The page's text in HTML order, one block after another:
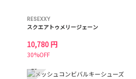
RESEXXY
スクエアトゥメリージェーン
10,780 円
30%OFF
10